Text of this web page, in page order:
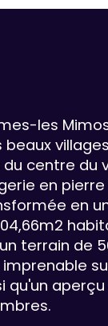
Valeurs
de
de
de
les
beaux
du centre du
en
en
terrain de
qu'un